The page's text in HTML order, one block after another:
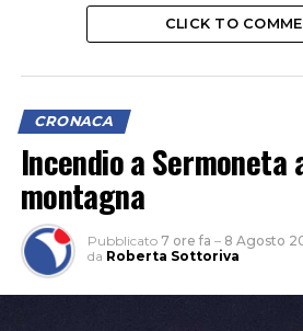
CLICK TO
CRONACA
Incendio a Sermoneta
montagna
Pubblicato 7 ore fa – 8 Agosto
da Roberta Sottoriva